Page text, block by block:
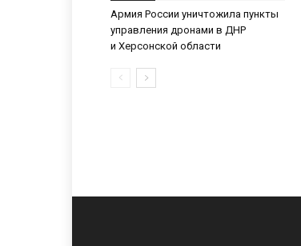
Армия России уничтожила пункты
управления дронами в ДНР
и Херсонской области